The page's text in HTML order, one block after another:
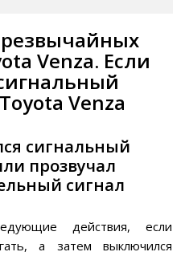
Venza. Если
Venza
сигнальный
прозвучал
сигнал
действия, если
а затем выключился